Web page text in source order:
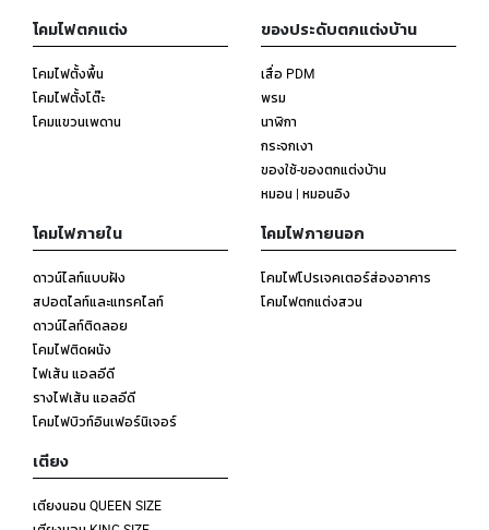
โคมไฟตกแต่ง
โคมไฟตั้งพื้น
โคมไฟตั้งโต๊ะ
โคมแขวนเพดาน
ของประดับตกแต่งบ้าน
เสื่อ PDM
พรม
นาฬิกา
กระจกเงา
ของใช้-ของตกแต่งบ้าน
หมอน | หมอนอิง
โคมไฟภายใน
ดาวน์ไลท์แบบฝัง
สปอตไลท์และแทรคไลท์
ดาวน์ไลท์ติดลอย
โคมไฟติดผนัง
ไฟเส้น แอลอีดี
รางไฟเส้น แอลอีดี
โคมไฟบิวท์อินเฟอร์นิเจอร์
โคมไฟภายนอก
โคมไฟโปรเจคเตอร์ส่องอาคาร
โคมไฟตกแต่งสวน
เตียง
เตียงนอน QUEEN SIZE